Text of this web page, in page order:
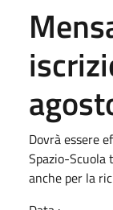
Dovrà essere
Spazio-Scuola
anche per la